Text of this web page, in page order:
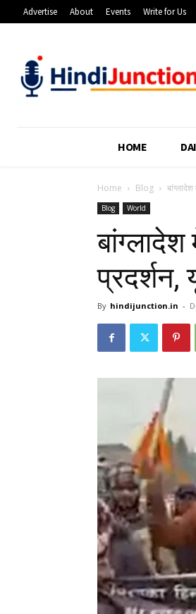
Advertise About Events Write for Us
HOME
Home Blog
Blog World
प्रदर्शन,
By hindijunction.in -